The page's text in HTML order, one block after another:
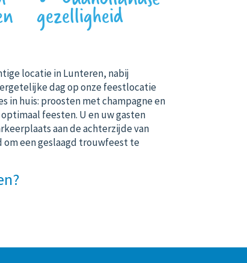
gezelligheid
locatie in Lunteren, nabij
dag op onze feestlocatie
in huis: proosten met champagne en
feesten. U en uw gasten
aan de achterzijde van
om een geslaagd trouwfeest te